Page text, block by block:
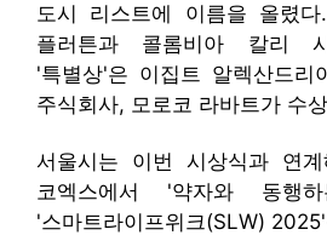
도시 리스트에 이름을 올렸
플러튼과 콜롬비아 칼리
'특별상'은 이집트 알렉산드리
주식회사, 모로코 라바트가 수
서울시는 이번 시상식과 연
코엑스에서 '약자와 동행
'스마트라이프위크(SLW)